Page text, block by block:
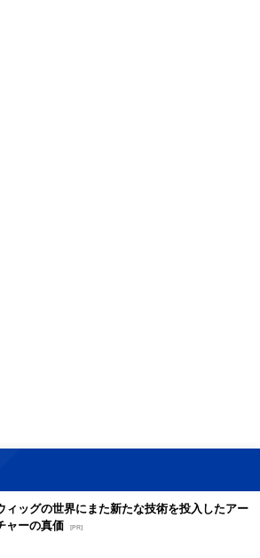
ィッグの世界にまた新たな技術を投入したアー
ャーの真価
[PR]